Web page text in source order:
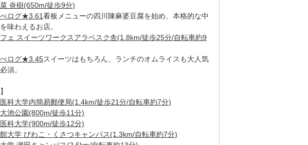
炎樹(650m/徒歩9分)
ログ★3.61看板メニューの四川陳麻婆豆腐を始め、本格的な中
味わえるお店。
フェ スイーツワークスアラベスク舎(1.8km/徒歩25分/自転車約9
ログ★3.45スイーツはもちろん、ランチのオムライスも大人気
須。
科大学内簡易郵便局(1.4km/徒歩21分/自転車約7分)
池公園(800m/徒歩11分)
科大学(900m/徒歩12分)
大学 びわこ・くさつキャンパス(1.3km/自転車約7分)